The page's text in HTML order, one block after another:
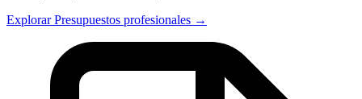
Explorar Presupuestos profesionales →